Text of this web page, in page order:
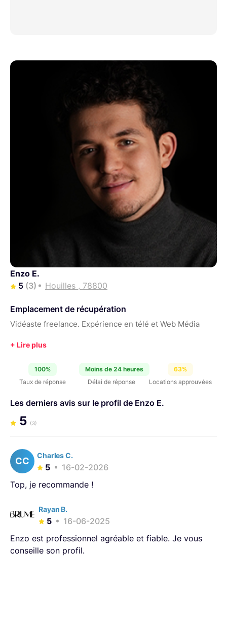
Enzo E.
5 (3) Houilles , 78800
Emplacement de récupération
Vidéaste freelance. Expérience en télé et Web Média
100%
Taux de réponse
Moins de 24 heures
Délai de réponse
63%
Locations approuvées
Les derniers avis sur le profil de Enzo E.
5 (3)
CC
Charles C.
5
16-02-2026
Top, je recommande !
Rayan B.
5
16-06-2025
Enzo est professionnel agréable et fiable. Je vous
conseille son profil.